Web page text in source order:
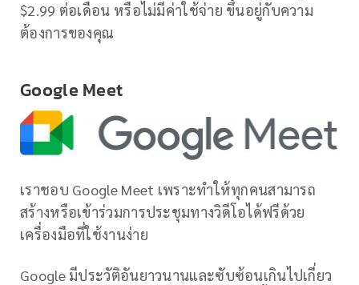
$2.99 ​​ต่อเดือน หรือไม่มีค่าใช้จ่าย ขึ้นอยู่กับความ
ต้องการของคุณ
Google Meet
เราชอบ Google Meet เพราะทำให้ทุกคนสามารถ
สร้างหรือเข้าร่วมการประชุมทางวิดีโอได้ฟรีด้วย
เครื่องมือที่ใช้งานง่าย
Google มีประวัติอันยาวนานและซับซ้อนเกินไปเกี่ยว